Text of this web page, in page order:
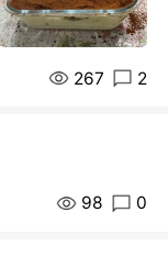
267 2
98 0